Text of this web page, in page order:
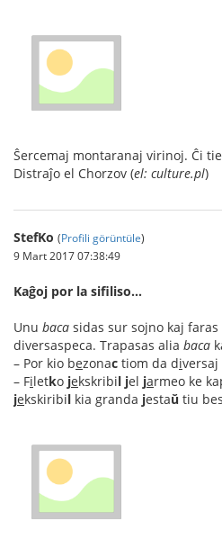
Ŝercemaj montaranaj virinoj. Ĉi
Distraĵo el Chorzov (el: culture.pl)
StefKo (Profili görüntüle)
9 Mart 2017 07:38:49
Kaĝoj por la sifiliso…
Unu baca sidas sur sojno kaj faras
diversaspeca. Trapasas alia baca
– Por kio bezonac tiom da diversaj
– Filetko jekskribil jel jarmeo ke
jekskiribil kia granda jestaŭ tiu